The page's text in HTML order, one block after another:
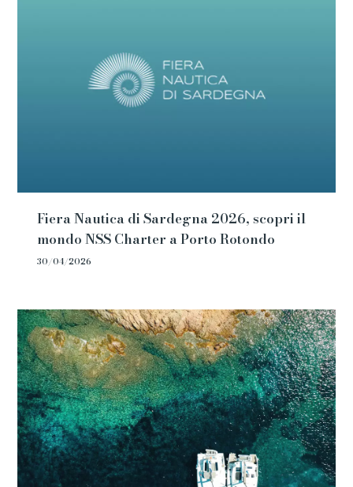
Fiera Nautica di Sardegna 2026, scopri il
mondo NSS Charter a Porto Rotondo
30/04/2026